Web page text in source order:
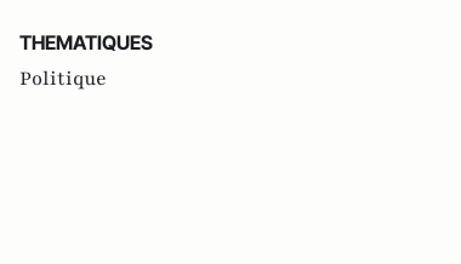
THEMATIQUES
Politique